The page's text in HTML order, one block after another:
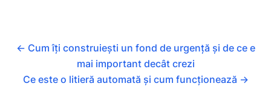
← Cum îți construiești un fond de urgență și de ce e
mai important decât crezi
Ce este o litieră automată și cum funcționează →